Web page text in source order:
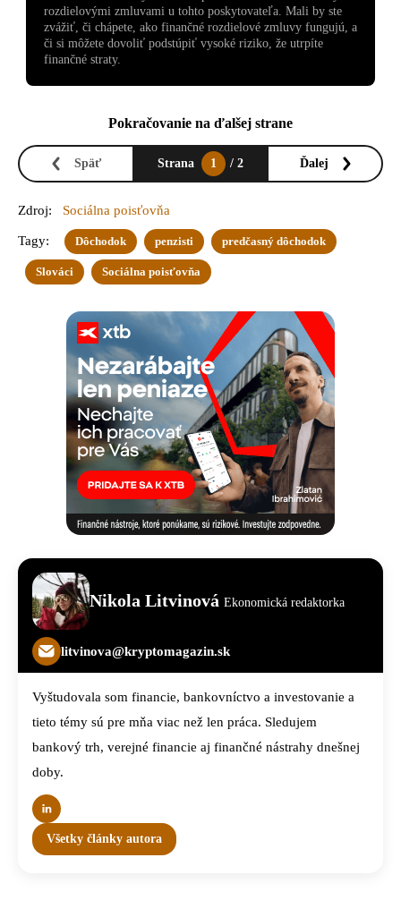
rozdielovými zmluvami u tohto poskytovateľa. Mali by ste
zvážiť, či chápete, ako finančné rozdielové zmluvy fungujú, a
či si môžete dovoliť podstúpiť vysoké riziko, že utrpíte
finančné straty.
Pokračovanie na ďalšej strane
Späť Strana 1 / 2 Ďalej
Zdroj: Sociálna poisťovňa
Tagy: Dôchodok penzisti predčasný dôchodok
Slováci Sociálna poisťovňa
Nikola Litvinová Ekonomická redaktorka
litvinova@kryptomagazin.sk
Vyštudovala som financie, bankovníctvo a investovanie a
tieto témy sú pre mňa viac než len práca. Sledujem
bankový trh, verejné financie aj finančné nástrahy dnešnej
doby.
Všetky články autora